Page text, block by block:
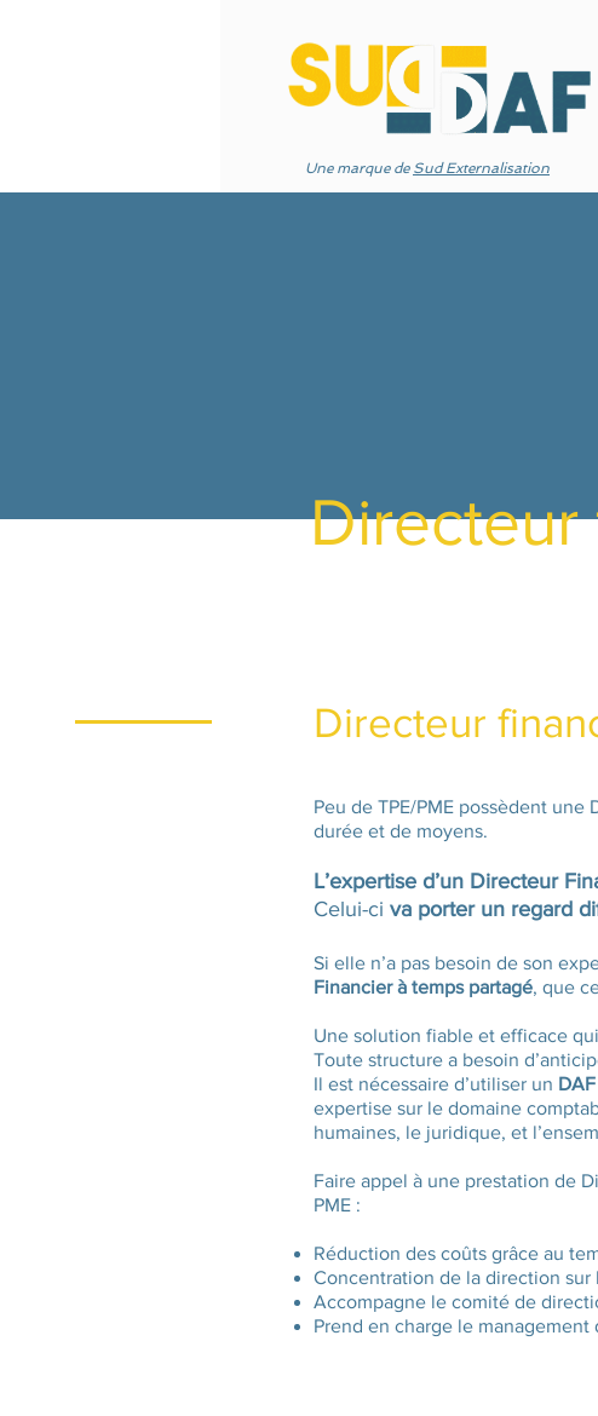
Une marque de Sud Externalisation
Directeur
Directeur
Peu de TPE/PME possèdent
durée et de moyens.
L’expertise d’un Directeur
Celui-ci va porter un regard
Si elle n’a pas besoin de son
Financier à temps partagé, que
Une solution fiable et efficace
Toute structure a besoin
Il est nécessaire d’utiliser un
expertise sur le domaine
humaines, le juridique, et
Faire appel à une prestation de
PME :
Réduction des coûts grâce au
Concentration de la direction
Accompagne le comité de
Prend en charge le management